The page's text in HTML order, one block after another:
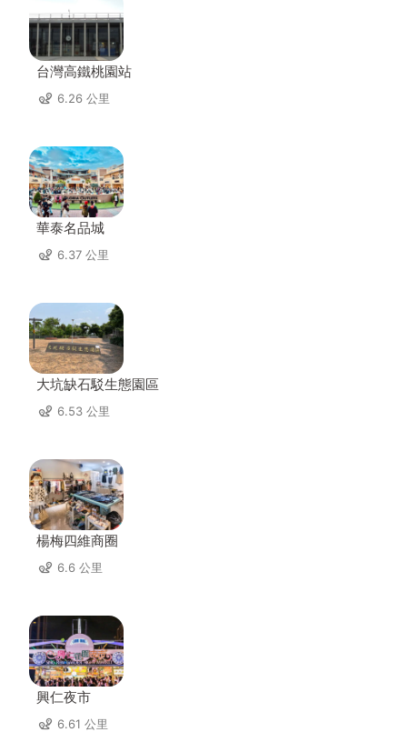
台灣高鐵桃園站
6.26 公里
華泰名品城
6.37 公里
大坑缺石駁生態園區
6.53 公里
楊梅四維商圈
6.6 公里
興仁夜市
6.61 公里